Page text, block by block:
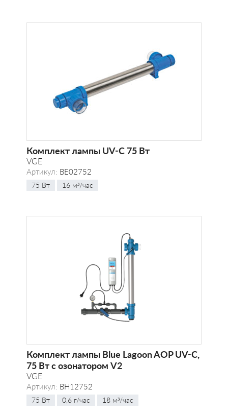
Комплект лампы UV-C 75 Вт
VGE
Артикул: BE02752
75 Вт 16 м³/час
Комплект лампы Blue Lagoon AOP UV-C,
75 Вт с озонатором V2
VGE
Артикул: BH12752
75 Вт 0,6 г/час 18 м³/час